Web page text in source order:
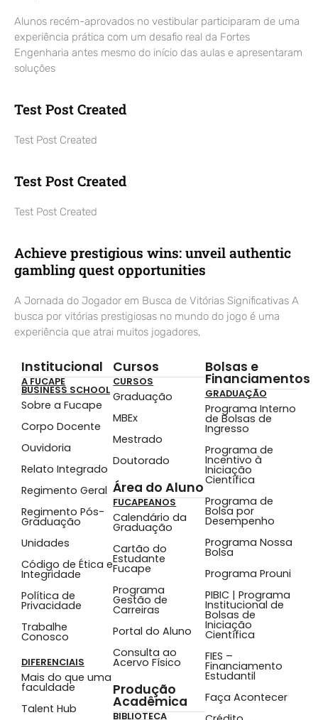
Alunos recém-aprovados no vestibular participaram de uma
experiência prática com um desafio real da Fortes
Engenharia antes mesmo do início das aulas e apresentaram
soluções
Test Post Created
Test Post Created
Test Post Created
Test Post Created
Achieve prestigious wins: unveil authentic
gambling quest opportunities
A Jornada do Jogador em Busca de Vitórias Significativas A
busca por vitórias prestigiosas no mundo do jogo é uma
experiência que atrai muitos jogadores,
Institucional
A FUCAPE
BUSINESS SCHOOL
Sobre a Fucape
Corpo Docente
Ouvidoria
Relato Integrado
Regimento Geral
Regimento Pós-
Graduação
Unidades
Código de Ética e
Integridade
Política de
Privacidade
Trabalhe
Conosco
DIFERENCIAIS
Mais do que uma
faculdade
Talent Hub
Cursos
CURSOS
Graduação
MBEx
Mestrado
Doutorado
Área do Aluno
FUCAPEANOS
Calendário da
Graduação
Cartão do
Estudante
Fucape
Programa
Gestão de
Carreiras
Portal do Aluno
Consulta ao
Acervo Físico
Produção
Acadêmica
BIBLIOTECA
Bolsas e
Financiamentos
GRADUAÇÃO
Programa Interno
de Bolsas de
Ingresso
Programa de
Incentivo à
Iniciação
Científica
Programa de
Bolsa por
Desempenho
Programa Nossa
Bolsa
Programa Prouni
PIBIC | Programa
Institucional de
Bolsas de
Iniciação
Científica
FIES –
Financiamento
Estudantil
Faça Acontecer